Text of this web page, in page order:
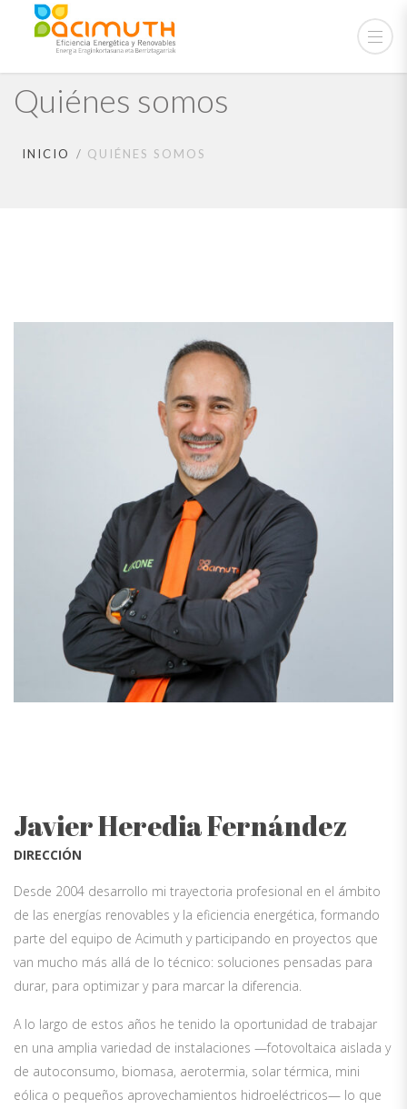
Quiénes somos
INICIO QUIÉNES SOMOS
Javier Heredia Fernández
DIRECCIÓN
Desde 2004 desarrollo mi trayectoria profesional en el ámbito
de las energías renovables y la eficiencia energética, formando
parte del equipo de Acimuth y participando en proyectos que
van mucho más allá de lo técnico: soluciones pensadas para
durar, para optimizar y para marcar la diferencia.
A lo largo de estos años he tenido la oportunidad de trabajar
en una amplia variedad de instalaciones —fotovoltaica aislada y
de autoconsumo, biomasa, aerotermia, solar térmica, mini
eólica o pequeños aprovechamientos hidroeléctricos— lo que